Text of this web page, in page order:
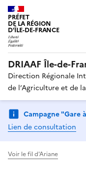
PRÉFET
DE LA RÉGION
D'ÎLE-DE-FRANCE
DRIAAF Île-de-
Direction Régionale
de l’Agriculture et de
Campagne "Gare
Lien de consultation
Voir le fil d'Ariane